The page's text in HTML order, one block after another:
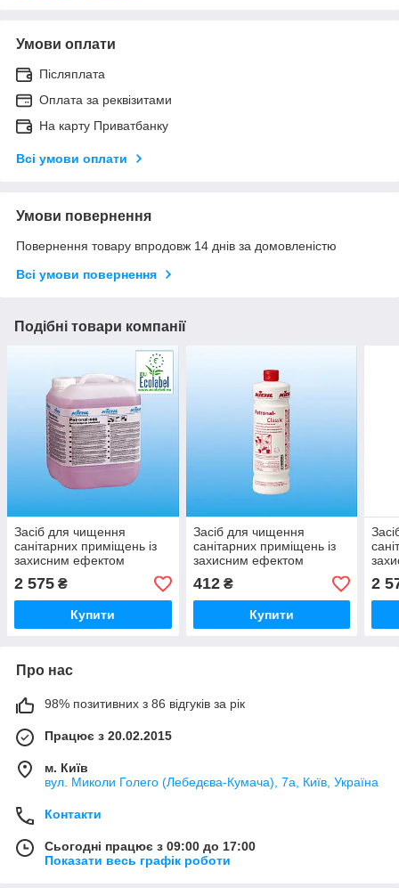
Умови оплати
Післяплата
Оплата за реквізитами
На карту Приватбанку
Всі умови оплати
Умови повернення
Повернення товару впродовж 14 днів за домовленістю
Всі умови повернення
Подібні товари компанії
Засіб для чищення
санітарних приміщень із
захисним ефектом
Patronal-eco, 10 л, Kiehl
2 575 ₴
Купити
Засіб для чищення
санітарних приміщень із
захисним ефектом
Patronal-Classic, 1 л, Kiehl
412₴
Купити
2
Про нас
98% позитивних з 86 відгуків за рік
Працює з 20.02.2015
м. Київ
вул. Миколи Голего (Лебедєва-Кумача), 7а, Київ, Україна
Контакти
Сьогодні працює з 09:00 до 17:00
Показати весь графік роботи